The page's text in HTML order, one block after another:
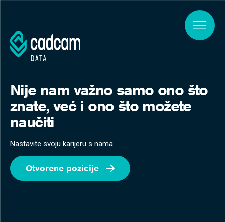
Nije nam važno samo ono što
znate, već i ono što možete
naučiti
Nastavite svoju karijeru s nama
Otvorene pozicije